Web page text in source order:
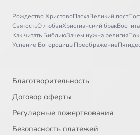
Иоанникий Великий,
32 Алексий Карпатский,
Иона Киевский,
35 Иона, святой пророк
Рождество ХристовоПасхаВеликий пост
СвятостьО любвиХристианский брак
Как читать БиблиюЗачем нужна религия
Успение БогородицыПреображение
Благотворительность
Договор оферты
Регулярные пожертвования
Безопасность платежей